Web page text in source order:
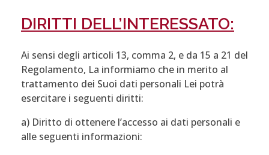
DIRITTI DELL’INTERESSATO:
Ai sensi degli articoli 13, comma 2, e da 15 a 21 del
Regolamento, La informiamo che in merito al
trattamento dei Suoi dati personali Lei potrà
esercitare i seguenti diritti:
a) Diritto di ottenere l’accesso ai dati personali e
alle seguenti informazioni: